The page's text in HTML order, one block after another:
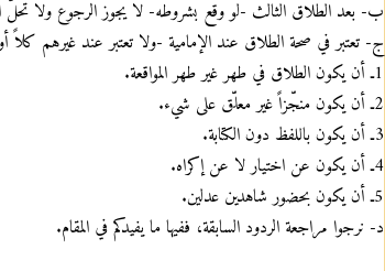
ب- بعد الطلاق الثالث -لو وقع بشروطه- لا يجوز الرجوع ولا
ج- تعتبر في صحة الطلاق عند الإمامية -ولا تعتبر عند غيرهم كلاً
1ـ أن يكون الطلاق في طهر غير طهر المواقعة.
2ـ أن يكون منجّزاً غير معلّق على شيء.
3ـ أن يكون باللفظ دون الكتابة.
4ـ أن يكون عن اختيار لا عن إكراه.
5ـ أن يكون بحضور شاهدين عدلين.
د- نرجوا مراجعة الردود السابقة، ففيها ما يفيدكم في المقام.